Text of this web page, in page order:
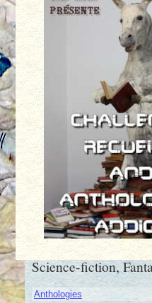
Science-fiction,
Anthologies